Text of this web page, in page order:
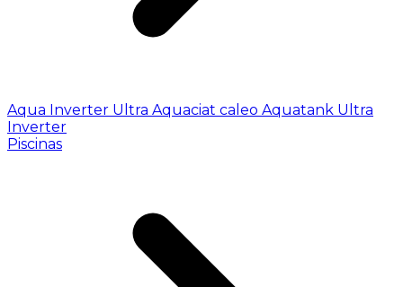
Aqua Inverter Ultra Aquaciat caleo Aquatank Ultra
Inverter
Piscinas